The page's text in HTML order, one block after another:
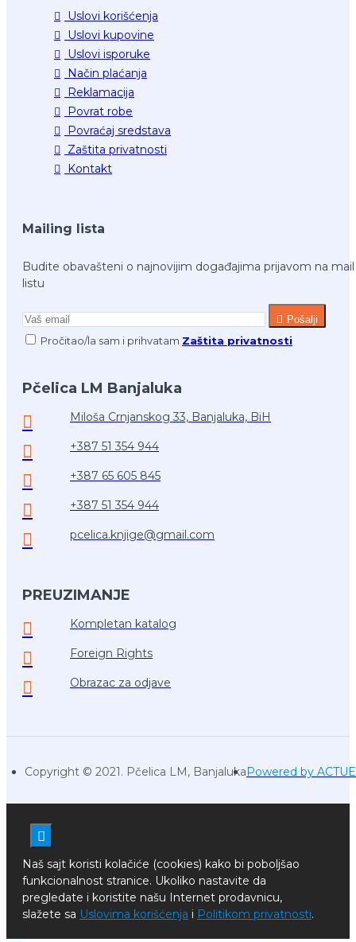
Uslovi korišćenja
Uslovi kupovine
Uslovi isporuke
Način plaćanja
Reklamacija
Povrat robe
Povraćaj sredstava
Zaštita privatnosti
Kontakt
Mailing lista
Budite obavašteni o najnovijim događajima prijavom na mail
listu
Pošalji
Pročitao/la sam i prihvatam Zaštita privatnosti
Pčelica LM Banjaluka
Miloša Crnjanskog 33, Banjaluka, BiH
+387 51 354 944
+387 65 605 845
+387 51 354 944
pcelica.knjige@gmail.com
PREUZIMANJE
Kompletan katalog
Foreign Rights
Obrazac za odjave
Copyright © 2021. Pčelica LM, BanjalukaPowered by
Naš sajt koristi kolačiće (cookies) kako bi poboljšao
funkcionalnost stranice. Ukoliko nastavite da
pregledate i koristite našu Internet prodavnicu,
slažete sa Uslovima korišćenja i Politikom privatnosti.